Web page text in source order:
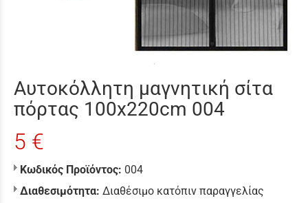
Αυτοκόλλητη μαγνητική σίτα
πόρτας 100x220cm 004
5 €
Κωδικός Προϊόντος: 004
Διαθεσιμότητα: Διαθέσιμο κατόπιν παραγγελίας